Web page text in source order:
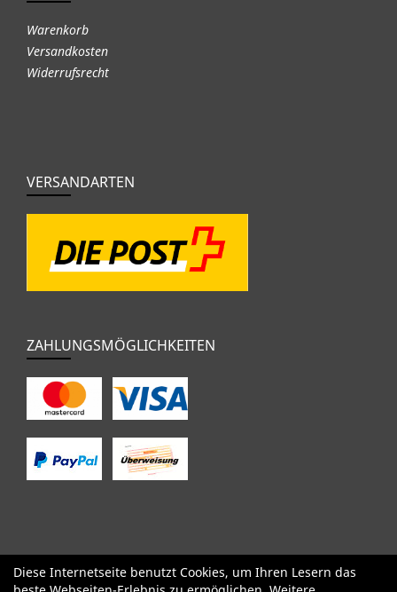
Warenkorb
Versandkosten
Widerrufsrecht
VERSANDARTEN
ZAHLUNGSMÖGLICHKEITEN
SALE Specialized Factor Cervélo BMC Orbea
Yeti
Diese Internetseite benutzt Cookies, um Ihren Lesern das